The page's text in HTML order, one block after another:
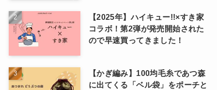
【2025年】ハイキュー!!×すき家
コラボ！第2弾が発売開始された
ので早速買ってきました！
【かぎ編み】100均毛糸であつ森
に出てくる「ベル袋」をポーチと